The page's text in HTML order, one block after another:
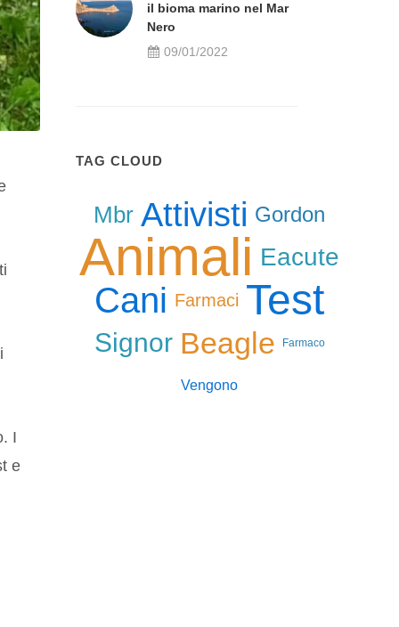
I
e
il bioma marino nel Mar
Nero
09/01/2022
TAG CLOUD
Mbr Attivisti Gordon
Animali Eacute
Cani Farmaci Test
Signor Beagle Farmaco
Vengono